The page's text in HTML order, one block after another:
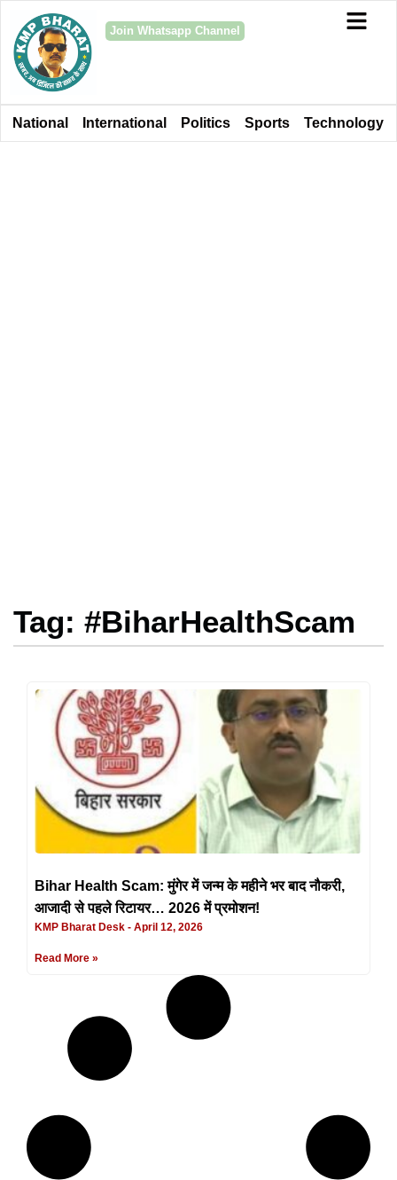
Join Whatsapp Channel
National International Politics Sports Technology
Tag: #BiharHealthScam
Bihar Health Scam: मुंगेर में जन्म के महीने भर बाद नौकरी,
आजादी से पहले रिटायर… 2026 में प्रमोशन!
KMP Bharat Desk April 12, 2026
Read More »